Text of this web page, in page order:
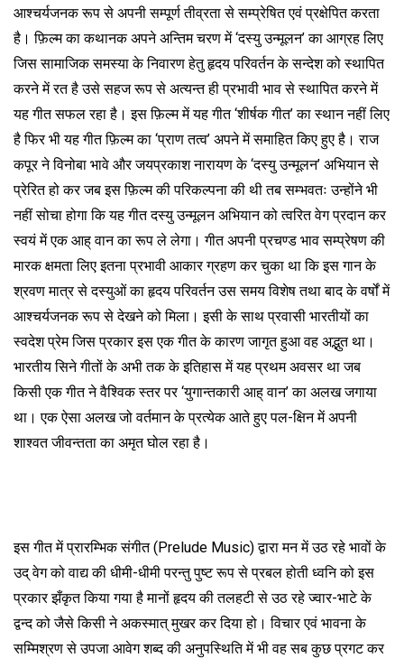
आश्चर्यजनक रूप से अपनी सम्पूर्ण तीव्रता से सम्प्रेषित एवं प्रक्षेपित करता
है। फ़िल्म का कथानक अपने अन्तिम चरण में ‘दस्यु उन्मूलन’ का आग्रह लिए
जिस सामाजिक समस्या के निवारण हेतु हृदय परिवर्तन के सन्देश को स्थापित
करने में रत है उसे सहज रूप से अत्यन्त ही प्रभावी भाव से स्थापित करने में
यह गीत सफल रहा है। इस फ़िल्म में यह गीत ‘शीर्षक गीत’ का स्थान नहीं लिए
है फिर भी यह गीत फ़िल्म का ‘प्राण तत्व’ अपने में समाहित किए हुए है। राज
कपूर ने विनोबा भावे और जयप्रकाश नारायण के ‘दस्यु उन्मूलन’ अभियान से
प्रेरित हो कर जब इस फ़िल्म की परिकल्पना की थी तब सम्भवतः उन्होंने भी
नहीं सोचा होगा कि यह गीत दस्यु उन्मूलन अभियान को त्वरित वेग प्रदान कर
स्वयं में एक आह् वान का रूप ले लेगा। गीत अपनी प्रचण्ड भाव सम्प्रेषण की
मारक क्षमता लिए इतना प्रभावी आकार ग्रहण कर चुका था कि इस गान के
श्रवण मात्र से दस्युओं का हृदय परिवर्तन उस समय विशेष तथा बाद के वर्षों में
आश्चर्यजनक रूप से देखने को मिला। इसी के साथ प्रवासी भारतीयों का
स्वदेश प्रेम जिस प्रकार इस एक गीत के कारण जागृत हुआ वह अद्भुत था।
भारतीय सिने गीतों के अभी तक के इतिहास में यह प्रथम अवसर था जब
किसी एक गीत ने वैश्विक स्तर पर ‘युगान्तकारी आह् वान’ का अलख जगाया
था। एक ऐसा अलख जो वर्तमान के प्रत्येक आते हुए पल-क्षिन में अपनी
शाश्वत जीवन्तता का अमृत घोल रहा है।
इस गीत में प्रारम्भिक संगीत (Prelude Music) द्वारा मन में उठ रहे भावों के
उद् वेग को वाद्य की धीमी-धीमी परन्तु पुष्ट रूप से प्रबल होती ध्वनि को इस
प्रकार झँकृत किया गया है मानों हृदय की तलहटी से उठ रहे ज्वार-भाटे के
द्वन्द को जैसे किसी ने अकस्मात् मुखर कर दिया हो। विचार एवं भावना के
सम्मिश्रण से उपजा आवेग शब्द की अनुपस्थिति में भी वह सब कुछ प्रगट कर